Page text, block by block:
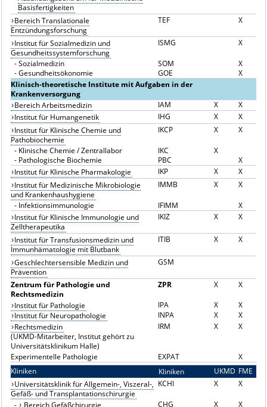
Basisfertigkeiten
Bereich Translationale
Entzündungsforschung
TEF X
Institut für Sozialmedizin und
Gesundheitssystemforschung
ISMG X
-Sozialmedizin SOM
X
-Gesundheitsökonomie GOE
X
Klinisch-theoretische Institute mit Aufgaben in der
Krankenversorgung
Bereich Arbeitsmedizin
IAM X
X
Institut für Humangenetik
IHG X
X
Institut für Klinische Chemie und
Pathobiochemie
IKCP X X
- Klinische Chemie / Zentrallabor IKC
X
- Pathologische Biochemie PBC
X
Institut für Klinische Pharmakologie
IKP X
X
Institut für Medizinische Mikrobiologie
und Krankenhaushygiene
IMMB X X
- Infektionsimmunologie IFIMM
X
Institut für Klinische Immunologie und
Zelltherapeutika
IKIZ X X
Institut für Transfusionsmedizin und
Immunhämatologie mit Blutbank
ITIB X X
Geschlechtersensible Medizin und
Prävention
GSM
Zentrum für Pathologie und
Rechtsmedizin
ZPR X X
Institut für Pathologie IPA X
X
Institut für Neuropathologie
INPA X
X
Rechtsmedizin
(UKMD-Mitarbeiter, Institut gehört zu
Universitätsklinikum Halle)
IRM X X
Experimentelle Pathologie EXPAT
X
Kliniken
Kliniken UKMD FME
Universitätsklinik für Allgemein-, Viszeral-,
Gefäß- und Transplantationschirurgie
KCHI X X
- Bereich Gefäßchirurgie CHG X
X